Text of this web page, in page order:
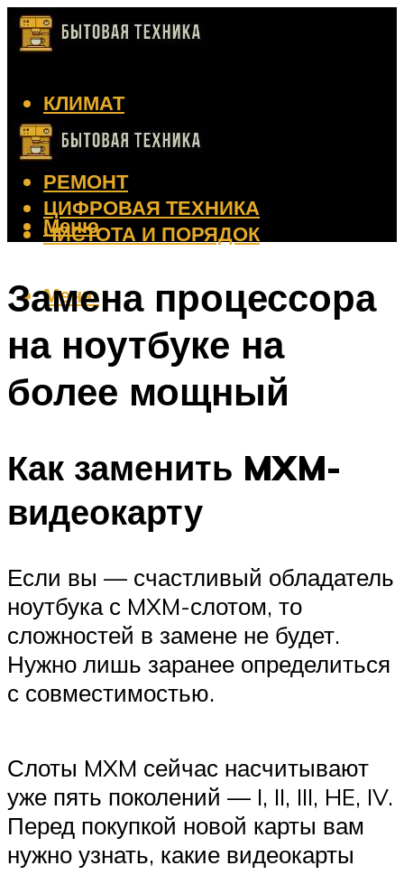
КЛИМАТ
КРАСОТА
КУХНЯ
РЕМОНТ
ЦИФРОВАЯ ТЕХНИКА
ЧИСТОТА И ПОРЯДОК
Меню
Меню
Замена процессора
на ноутбуке на
более мощный
Как заменить MXM-
видеокарту
Если вы — счастливый обладатель
ноутбука с MXM-слотом, то
сложностей в замене не будет.
Нужно лишь заранее определиться
с совместимостью.
Слоты MXM сейчас насчитывают
уже пять поколений — I, II, III, HE, IV.
Перед покупкой новой карты вам
нужно узнать, какие видеокарты